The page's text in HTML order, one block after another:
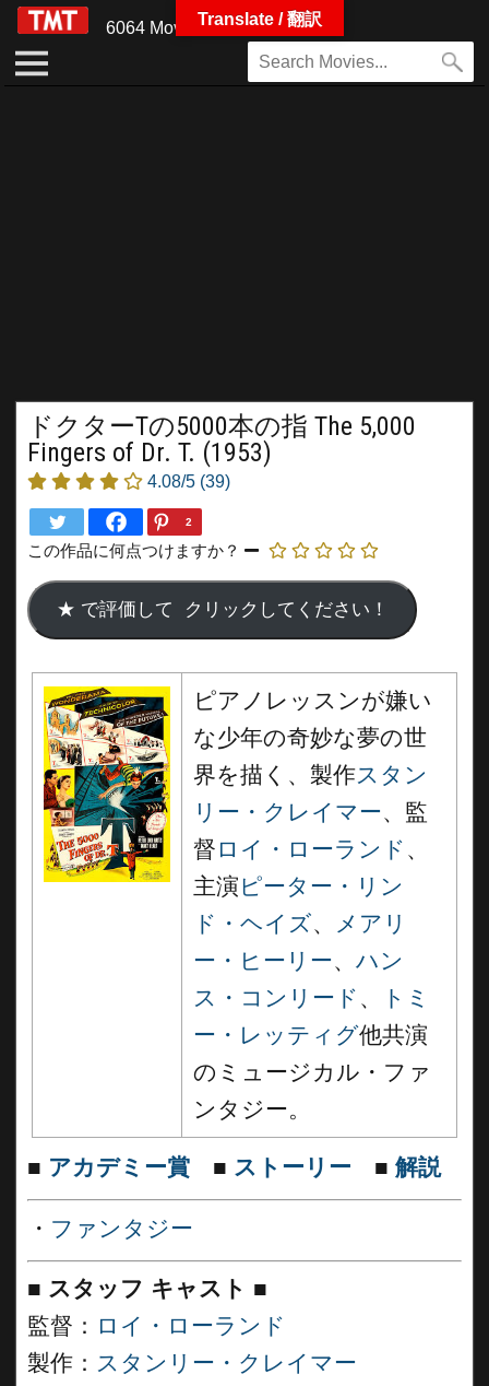
6064 Movies
ドクターTの5000本の指 The 5,000
Fingers of Dr. T. (1953)
4.08/5 (39)
2
この作品に何点つけますか？
ピアノレッスンが嫌い
な少年の奇妙な夢の世
界を描く、製作スタン
リー・クレイマー、監
督 ロイ・ローランド 、
主演ピーター・リン
ド・ヘイズ、
メアリ
ー・ヒーリー、 ハン
ス・コンリード 、
トミ
ー・レッティグ他共演
のミュージカル・ファ
ンタジー。
■ アカデミー賞 ■ ストーリー ■ 解説
・ ファンタジー
■ スタッフ キャスト ■
監督： ロイ・ローランド
製作： スタンリー・クレイマー
Translate / 翻訳